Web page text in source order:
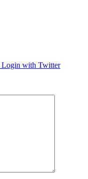
Login with Twitter